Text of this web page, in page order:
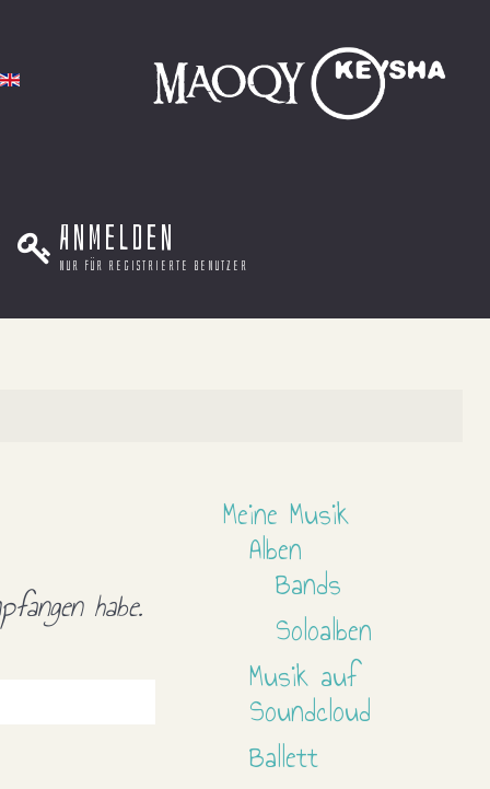
Anmelden
nur für registrierte benutzer
habe.
Meine Musik
Alben
Bands
Soloalben
Musik auf
Soundcloud
Ballett